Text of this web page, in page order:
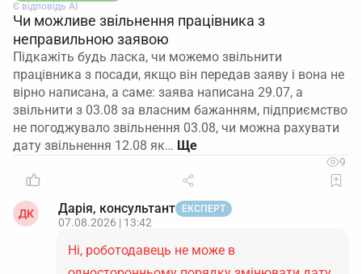
Є відповідь АІ
Чи можливе звільнення працівника з
неправильною заявою
Підкажіть будь ласка, чи можемо звільнити
працівника з посади, якщо він передав заяву і вона не
вірно написана, а саме: заява написана 29.07, а
звільнити з 03.08 за власним бажанням, підприємство
не погоджувало звільнення 03.08, чи можна рахувати
дату звільнення 12.08 як…
9
ДК Дарія, консультант ЕКСПЕРТ
07.08.2026 | 13:42
Ні, роботодавець не може в